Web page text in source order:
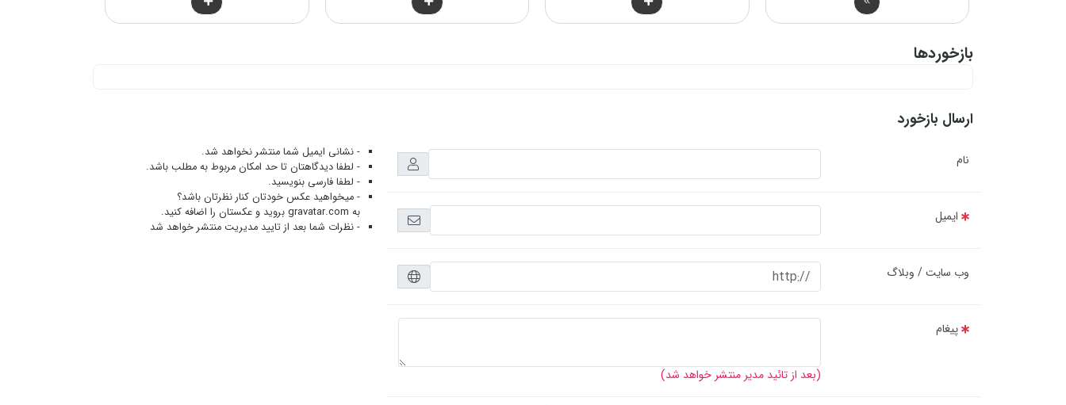
بازخوردها
ارسال بازخورد
نام
ایمیل
وب سایت / وبلاگ
پیغام
(بعد از تائید مدیر منتشر خواهد شد)
- نشانی ایمیل شما منتشر نخواهد شد.
- لطفا دیدگاهتان تا حد امکان مربوط به مطلب باشد.
- لطفا فارسی بنویسید.
- میخواهید عکس خودتان کنار نظرتان باشد؟
به gravatar.com بروید و عکستان را اضافه کنید.
- نظرات شما بعد از تایید مدیریت منتشر خواهد شد